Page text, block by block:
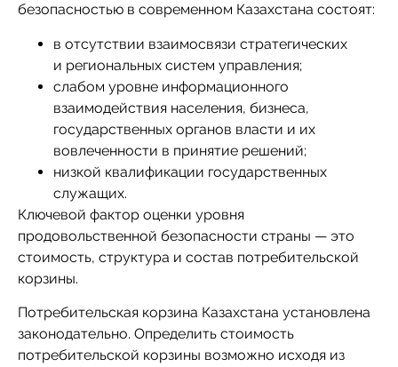
безопасностью в современном Казахстана состоят:
в отсутствии взаимосвязи стратегических
и региональных систем управления;
слабом уровне информационного
взаимодействия населения, бизнеса,
государственных органов власти и их
вовлеченности в принятие решений;
низкой квалификации государственных
служащих.
Ключевой фактор оценки уровня
продовольственной безопасности страны — это
стоимость, структура и состав потребительской
корзины.
Потребительская корзина Казахстана установлена
законодательно. Определить стоимость
потребительской корзины возможно исходя из